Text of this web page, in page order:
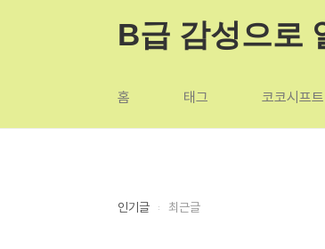
B급 감성으로
홈 태그 코코시프트
인기글 최근글